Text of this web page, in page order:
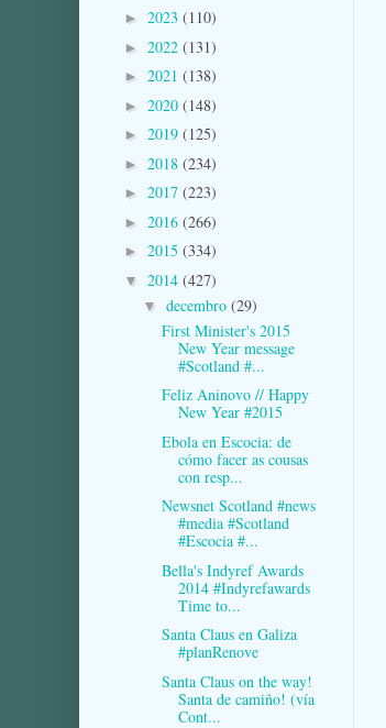
► 2023 (110)
► 2022 (131)
► 2021 (138)
► 2020 (148)
► 2019 (125)
► 2018 (234)
► 2017 (223)
► 2016 (266)
► 2015 (334)
▼ 2014 (427)
▼ decembro (29)
First Minister's 2015
New Year message
#Scotland #...
Feliz Aninovo // Happy
New Year #2015
Ebola en Escocia: de
cómo facer as cousas
con resp...
Newsnet Scotland #news
#media #Scotland
#Escocia #...
Bella's Indyref Awards
2014 #Indyrefawards
Time to...
Santa Claus en Galiza
#planRenove
Santa Claus on the way!
Santa de camiño! (vía
Cont...